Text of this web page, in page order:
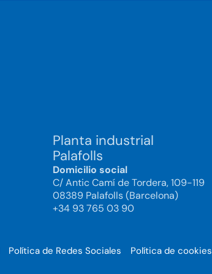
Planta industrial
Palafolls
Domicilio social
C/ Antic Camí de Tordera, 109-119
08389 Palafolls (Barcelona)
+34 93 765 03 90
Política de Redes Sociales
Política de cookies